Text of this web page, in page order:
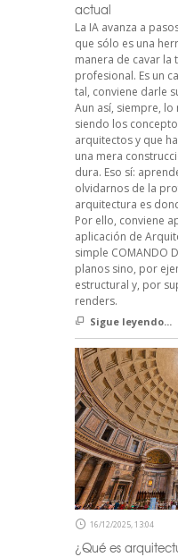
actual
La IA avanza a
que sólo es una
manera de cavar la
profesional. Es un
tal, conviene darle
Aun así, siempre,
siendo los
arquitectos y que
una mera
dura. Eso sí:
olvidarnos de la
arquitectura es
Por ello, conviene
aplicación de
simple COMANDO
planos sino, por
estructural y, por
renders.
Sigue leyendo...
16/12/2025, 13:04
¿Qué es